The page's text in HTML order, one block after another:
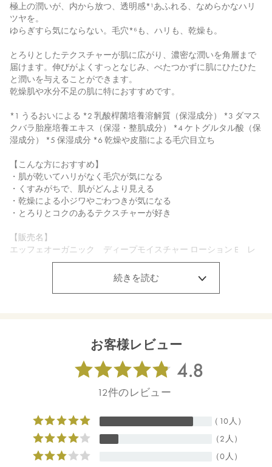
極上の潤いが、内から放つ、透明感*¹あふれる、なめらかなハリ
ツヤを。
ゆらぎすら気にならない。毛穴*⁶も、ハリも、乾燥も。
とろりとしたテクスチャーが肌に広がり、濃密な潤いを角層まで
届けます。伸びがよくすっとなじみ、べたつかずに肌にひたひた
と潤いを与えることができます。
乾燥肌や水分不足の肌に特におすすめです。
*1 うるおいによる *2 乳酸桿菌培養溶解質（保湿成分） *3 ダマス
クバラ胎座培養エキス（保湿・整肌成分） *4 ケトグルタル酸（保
湿成分） *5 保湿成分 *6 乾燥や皮脂による毛穴目立ち
【こんな方におすすめ】
・肌が乾いてハリがなく毛穴が気になる
・くすみがちで、肌がどんより見える
・乾燥による小ジワやごわつきが気になる
・とろりとコクのあるテクスチャーが好き
【販売名】
エッフェオーガニック ディープモイスチャー ローション E レ
イユールデルブの香り
水、アロエベラ液汁＊、プロパンジオール、ペンチレングリコー
ル、ジグリセリン、ダマスクバラ花水＊、ダマスクバラ胎座培養
エキス、乳酸桿菌培養溶解質、乳酸桿菌発酵液、ケトグルタル
酸、ザクロ果実エキス、オオヒレアザミ花／葉／茎エキス＊、サ
続きを読む
お客様レビュー